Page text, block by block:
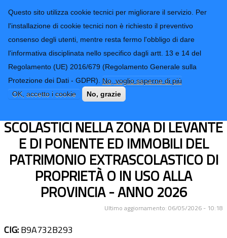
Questo sito utilizza cookie tecnici per migliorare il servizio. Per
l'installazione di cookie tecnici non è richiesto il preventivo
consenso degli utenti, mentre resta fermo l'obbligo di dare
l'informativa disciplinata nello specifico dagli artt. 13 e 14 del
Regolamento (UE) 2016/679 (Regolamento Generale sulla
Protezione dei Dati - GDPR). No, voglio saperne di più
OK, accetto i cookie
No, grazie
Provincia di
Imperia
CONTATTI-URP
TRASPARENZA
Form di ricerca
LAVORI DI MANUTENZIONE
ORDINARIA PER OPERE
SCOLASTICI NELLA ZONA DI LEVANTE
E DI PONENTE ED IMMOBILI DEL
PATRIMONIO EXTRASCOLASTICO DI
PROPRIETÀ O IN USO ALLA
PROVINCIA - ANNO 2026
Ultimo aggiornamento: 06/05/2026 - 10:18
CIG:B9A732B293